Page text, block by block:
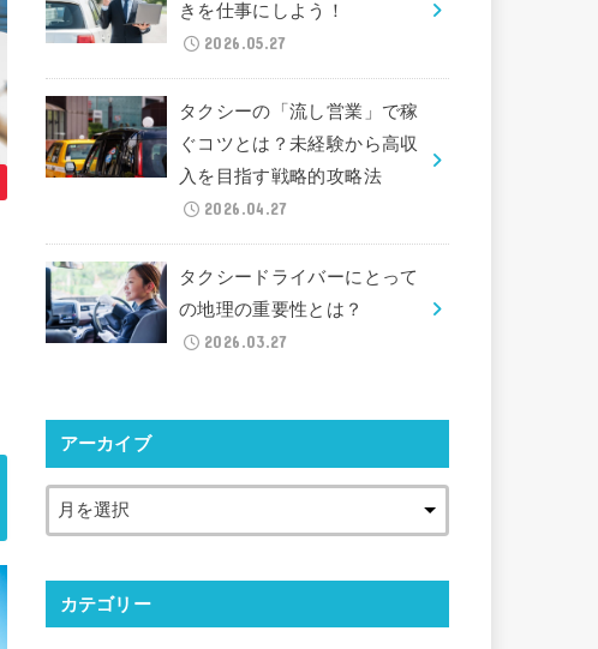
きを仕事にしよう！
2026.05.27
タクシーの「流し営業」で稼
ぐコツとは？未経験から高収
入を目指す戦略的攻略法
2026.04.27
タクシードライバーにとって
の地理の重要性とは？
2026.03.27
アーカイブ
カテゴリー